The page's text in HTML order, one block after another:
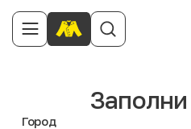
Город